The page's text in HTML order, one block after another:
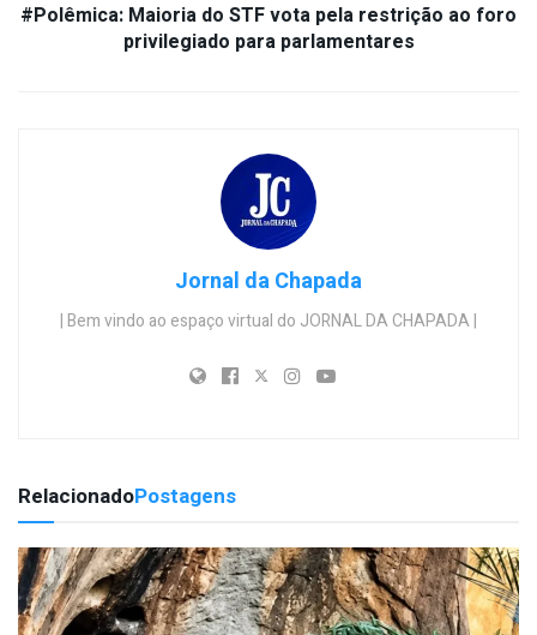
#Polêmica: Maioria do STF vota pela restrição ao foro
privilegiado para parlamentares
Jornal da Chapada
| Bem vindo ao espaço virtual do JORNAL DA CHAPADA |
RelacionadoPostagens